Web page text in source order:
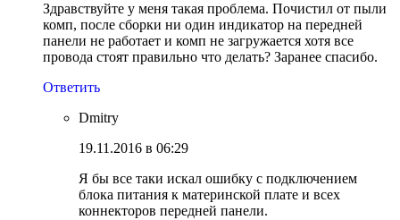
Здравствуйте у меня такая проблема. Почистил от пыли
комп, после сборки ни один индикатор на передней
панели не работает и комп не загружается хотя все
провода стоят правильно что делать? Заранее спасибо.
Ответить
Dmitry
19.11.2016 в 06:29
Я бы все таки искал ошибку с подключением
блока питания к материнской плате и всех
коннекторов передней панели.